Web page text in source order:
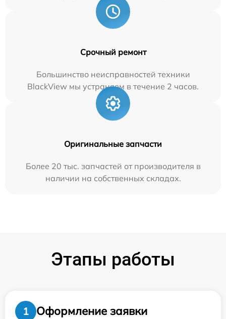
Срочный ремонт
Большинство неисправностей техники
BlackView мы устраняем в течение 2 часов.
Оригинальные запчасти
Более 20 тыс. запчастей от производителя в
наличии на собственных складах.
Этапы работы
1
Оформление заявки